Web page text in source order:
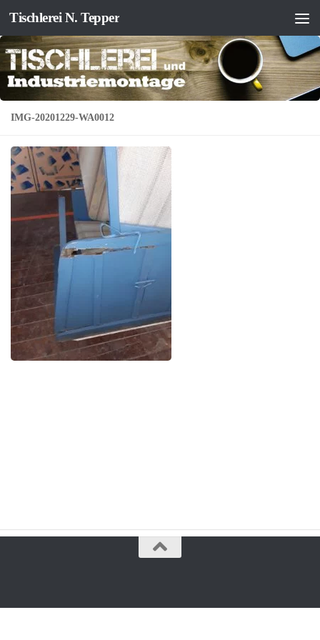
Zum Inhalt springen
Tischlerei N. Tepper
IMG-20201229-WA0012